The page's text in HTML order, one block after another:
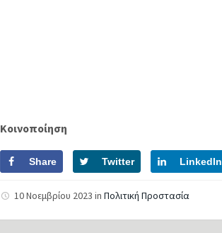
Κοινοποίηση
Share Twitter LinkedIn
10 Νοεμβρίου 2023inΠολιτική Προστασία